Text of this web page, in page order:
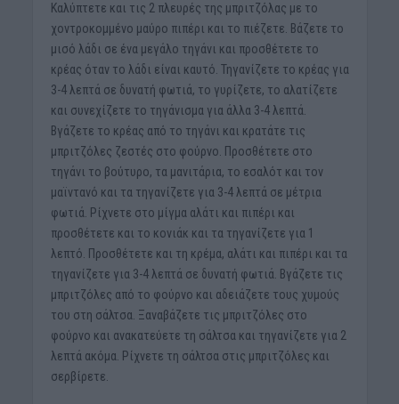
Καλύπτετε και τις 2 πλευρές της μπριτζόλας με το
χοντροκομμένο μαύρο πιπέρι και το πιέζετε. Βάζετε το
μισό λάδι σε ένα μεγάλο τηγάνι και προσθέτετε το
κρέας όταν το λάδι είναι καυτό. Τηγανίζετε το κρέας για
3-4 λεπτά σε δυνατή φωτιά, το γυρίζετε, το αλατίζετε
και συνεχίζετε το τηγάνισμα για άλλα 3-4 λεπτά.
Βγάζετε το κρέας από το τηγάνι και κρατάτε τις
μπριτζόλες ζεστές στο φούρνο. Προσθέτετε στο
τηγάνι το βούτυρο, τα μανιτάρια, το εσαλότ και τον
μαϊντανό και τα τηγανίζετε για 3-4 λεπτά σε μέτρια
φωτιά. Ρίχνετε στο μίγμα αλάτι και πιπέρι και
προσθέτετε και το κονιάκ και τα τηγανίζετε για 1
λεπτό. Προσθέτετε και τη κρέμα, αλάτι και πιπέρι και τα
τηγανίζετε για 3-4 λεπτά σε δυνατή φωτιά. Βγάζετε τις
μπριτζόλες από το φούρνο και αδειάζετε τους χυμούς
του στη σάλτσα. Ξαναβάζετε τις μπριτζόλες στο
φούρνο και ανακατεύετε τη σάλτσα και τηγανίζετε για 2
λεπτά ακόμα. Ρίχνετε τη σάλτσα στις μπριτζόλες και
σερβίρετε.